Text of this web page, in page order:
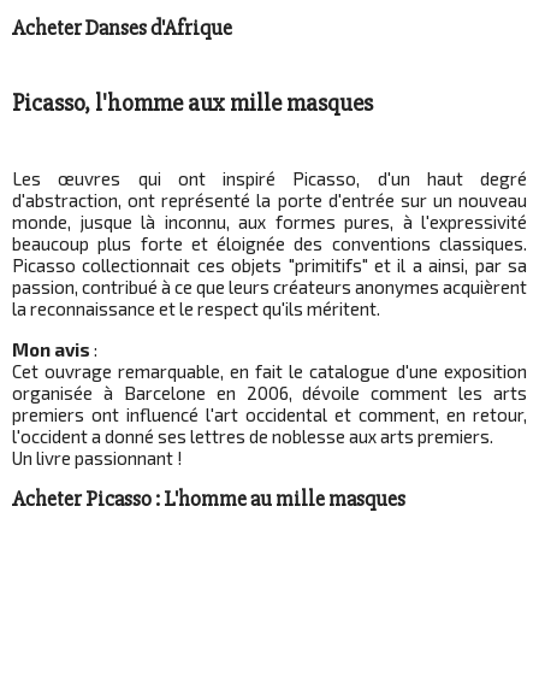
Acheter Danses d'Afrique
Picasso, l'homme aux mille masques
Les œuvres qui ont inspiré Picasso, d'un haut degré
d'abstraction, ont représenté la porte d'entrée sur un nouveau
monde, jusque là inconnu, aux formes pures, à l'expressivité
beaucoup plus forte et éloignée des conventions classiques.
Picasso collectionnait ces objets "primitifs" et il a ainsi, par sa
passion, contribué à ce que leurs créateurs anonymes acquièrent
la reconnaissance et le respect qu'ils méritent.
Mon avis :
Cet ouvrage remarquable, en fait le catalogue d'une exposition
organisée à Barcelone en 2006, dévoile comment les arts
premiers ont influencé l'art occidental et comment, en retour,
l'occident a donné ses lettres de noblesse aux arts premiers.
Un livre passionnant !
Acheter Picasso : L'homme au mille masques